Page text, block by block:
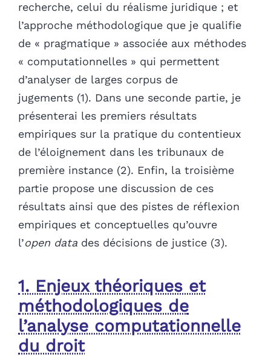
recherche, celui du réalisme juridique ; et
l’approche méthodologique que je qualifie
de « pragmatique » associée aux méthodes
« computationnelles » qui permettent
d’analyser de larges corpus de
jugements (1). Dans une seconde partie, je
présenterai les premiers résultats
empiriques sur la pratique du contentieux
de l’éloignement dans les tribunaux de
première instance (2). Enfin, la troisième
partie propose une discussion de ces
résultats ainsi que des pistes de réflexion
empiriques et conceptuelles qu’ouvre
l’open data des décisions de justice (3).
1. Enjeux théoriques et
méthodologiques de
l’analyse computationnelle
du droit